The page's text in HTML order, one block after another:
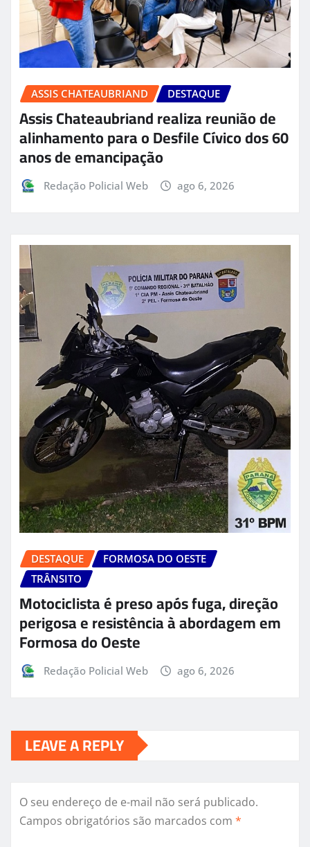
ASSIS CHATEAUBRIAND DESTAQUE
Assis Chateaubriand realiza reunião de
alinhamento para o Desfile Cívico dos 60
anos de emancipação
Redação Policial Web ago 6, 2026
DESTAQUE
FORMOSA DO OESTE
TRÂNSITO
Motociclista é preso após fuga, direção
perigosa e resistência à abordagem em
Formosa do Oeste
Redação Policial Web ago 6, 2026
LEAVE A REPLY
O seu endereço de e-mail não será publicado.
Campos obrigatórios são marcados com *